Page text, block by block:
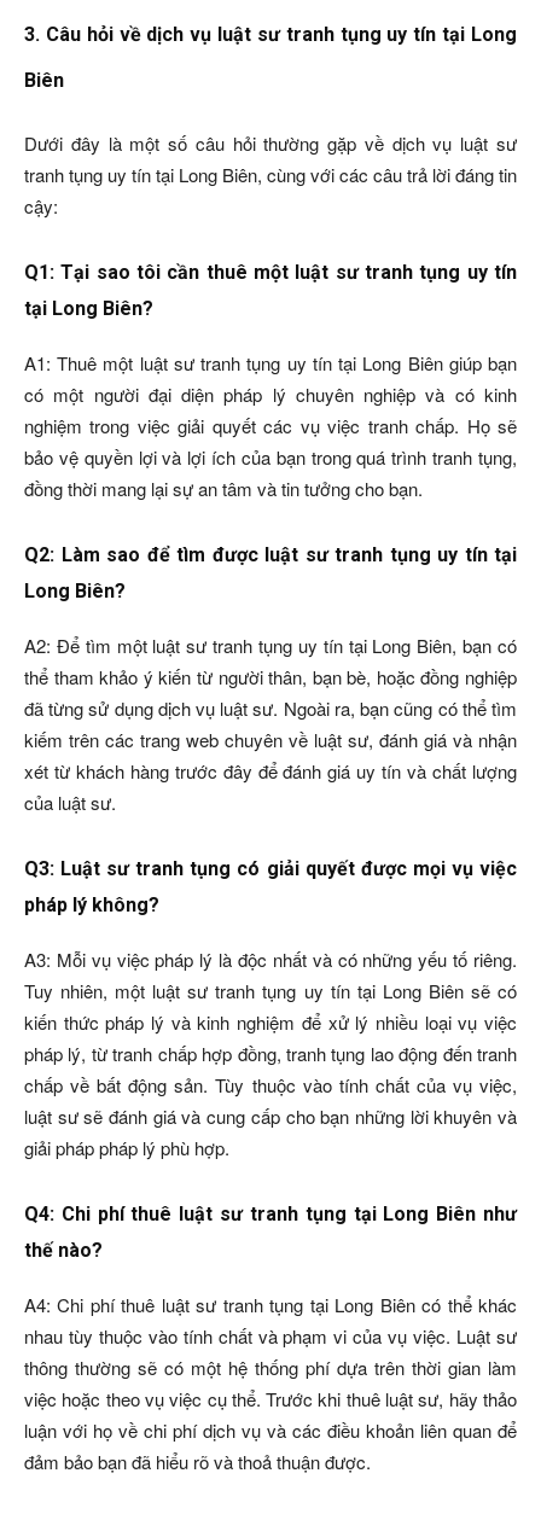
3. Câu hỏi về dịch vụ luật sư tranh tụng uy tín tại Long
Biên
Dưới đây là một số câu hỏi thường gặp về dịch vụ luật sư
tranh tụng uy tín tại Long Biên, cùng với các câu trả lời đáng tin
cậy:
Q1: Tại sao tôi cần thuê một luật sư tranh tụng uy tín
tại Long Biên?
A1: Thuê một luật sư tranh tụng uy tín tại Long Biên giúp bạn
có một người đại diện pháp lý chuyên nghiệp và có kinh
nghiệm trong việc giải quyết các vụ việc tranh chấp. Họ sẽ
bảo vệ quyền lợi và lợi ích của bạn trong quá trình tranh tụng,
đồng thời mang lại sự an tâm và tin tưởng cho bạn.
Q2: Làm sao để tìm được luật sư tranh tụng uy tín tại
Long Biên?
A2: Để tìm một luật sư tranh tụng uy tín tại Long Biên, bạn có
thể tham khảo ý kiến từ người thân, bạn bè, hoặc đồng nghiệp
đã từng sử dụng dịch vụ luật sư. Ngoài ra, bạn cũng có thể tìm
kiếm trên các trang web chuyên về luật sư, đánh giá và nhận
xét từ khách hàng trước đây để đánh giá uy tín và chất lượng
của luật sư.
Q3: Luật sư tranh tụng có giải quyết được mọi vụ việc
pháp lý không?
A3: Mỗi vụ việc pháp lý là độc nhất và có những yếu tố riêng.
Tuy nhiên, một luật sư tranh tụng uy tín tại Long Biên sẽ có
kiến thức pháp lý và kinh nghiệm để xử lý nhiều loại vụ việc
pháp lý, từ tranh chấp hợp đồng, tranh tụng lao động đến tranh
chấp về bất động sản. Tùy thuộc vào tính chất của vụ việc,
luật sư sẽ đánh giá và cung cấp cho bạn những lời khuyên và
giải pháp pháp lý phù hợp.
Q4: Chi phí thuê luật sư tranh tụng tại Long Biên như
thế nào?
A4: Chi phí thuê luật sư tranh tụng tại Long Biên có thể khác
nhau tùy thuộc vào tính chất và phạm vi của vụ việc. Luật sư
thông thường sẽ có một hệ thống phí dựa trên thời gian làm
việc hoặc theo vụ việc cụ thể. Trước khi thuê luật sư, hãy thảo
luận với họ về chi phí dịch vụ và các điều khoản liên quan để
đảm bảo bạn đã hiểu rõ và thoả thuận được.